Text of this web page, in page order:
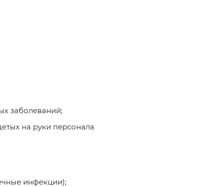
заболеваний;
на руки персонала
инфекции);